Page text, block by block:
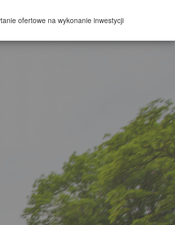
ofertowe na wykonanie inwestycji